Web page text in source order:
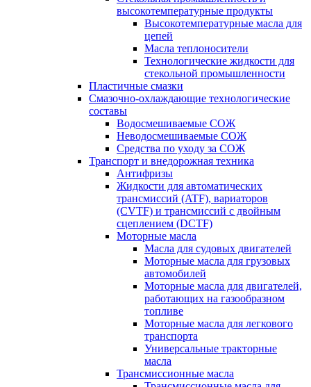
высокотемпературные продукты
Высокотемпературные масла для
цепей
Масла теплоносители
Технологические жидкости для
стекольной промышленности
Пластичные смазки
Смазочно-охлаждающие технологические
составы
Водосмешиваемые СОЖ
Неводосмешиваемые СОЖ
Средства по уходу за СОЖ
Транспорт и внедорожная техника
Антифризы
Жидкости для автоматических
трансмиссий (ATF), вариаторов
(CVTF) и трансмиссий с двойным
сцеплением (DCTF)
Моторные масла
Масла для судовых двигателей
Моторные масла для грузовых
автомобилей
Моторные масла для двигателей,
работающих на газообразном
топливе
Моторные масла для легкового
транспорта
Универсальные тракторные
масла
Трансмиссионные масла